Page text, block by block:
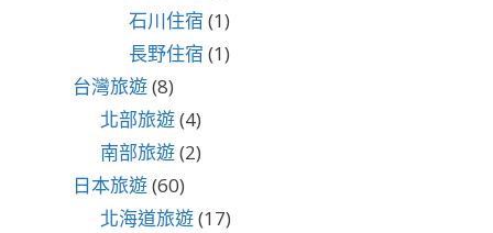
石川住宿 (1)
長野住宿 (1)
台灣旅遊(8)
北部旅遊(4)
南部旅遊(2)
日本旅遊(60)
北海道旅遊(17)